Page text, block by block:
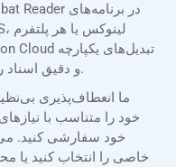
و دقیق اسناد را در هر زمان و هر مکان تضمین می‌کند.
خود سفارشی کنید.
خاصی را انتخاب کنید یا